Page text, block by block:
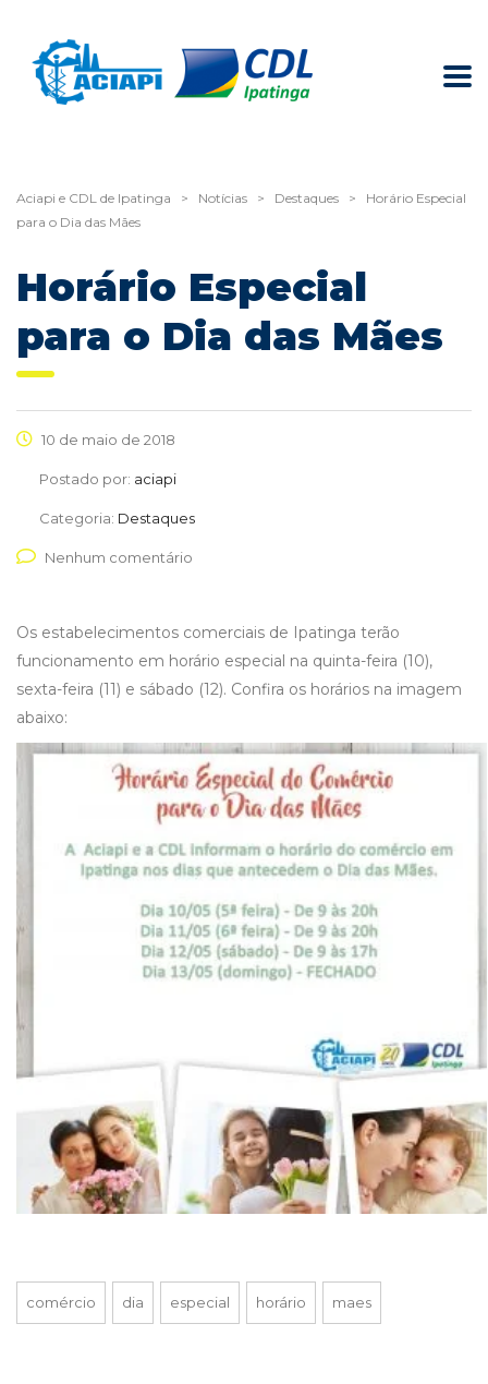
Aciapi e CDL de Ipatinga > Notícias > Destaques >
Horário Especial
para o Dia das Mães
Horário Especial
para o Dia das Mães
10 de maio de 2018
Postado por: aciapi
Categoria: Destaques
Nenhum comentário
Os estabelecimentos comerciais de Ipatinga terão
funcionamento em horário especial na quinta-feira (10),
sexta-feira (11) e sábado (12). Confira os horários na imagem
abaixo:
comércio dia especial horário maes